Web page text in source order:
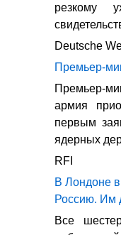
резкому
Deutsche
Премьер-
Премьер-
армия
первым
ядерных
RFI
В Лондоне
Россию. Им
Все